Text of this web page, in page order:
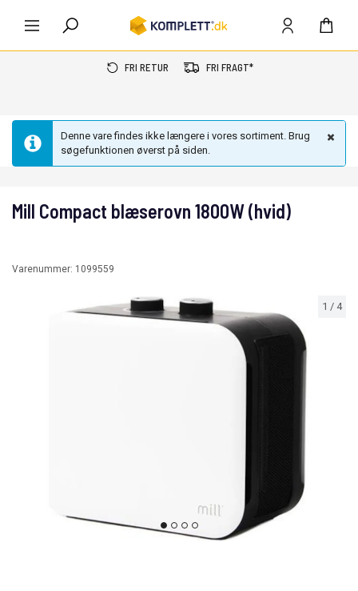
FRI RETUR FRI FRAGT*
Denne vare findes ikke længere i vores sortiment. Brug
søgefunktionen øverst på siden.
1 / 4
Mill Compact blæserovn 1800W (hvid)
Varenummer: 1099559